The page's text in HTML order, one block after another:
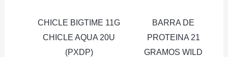
CHICLE BIGTIME 11G
CHICLE AQUA 20U
(PXDP)
BARRA DE
PROTEINA 21
GRAMOS WILD